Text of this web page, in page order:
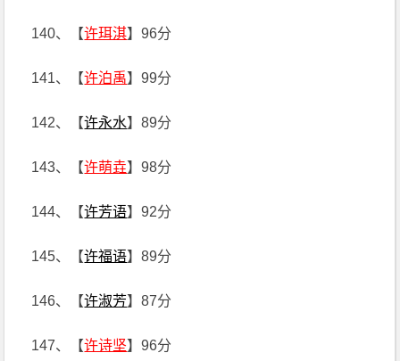
140、【许珥淇】96分
141、【许泊禹】99分
142、【许永水】89分
143、【许萌垚】98分
144、【许芳语】92分
145、【许福语】89分
146、【许淑芳】87分
147、【许诗坚】96分